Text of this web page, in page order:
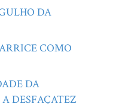
DA
COMO
DA
DESFAÇATEZ